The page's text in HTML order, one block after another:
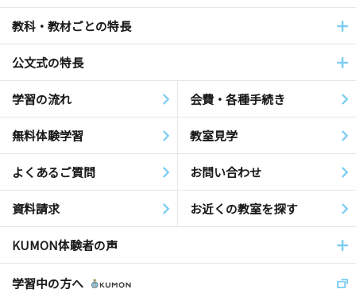
教科・教材ごとの特長
公文式の特長
学習の流れ 会費・各種手続き
無料体験学習 教室見学
よくあるご質問 お問い合わせ
資料請求 お近くの教室を探す
KUMON体験者の声
学習中の方へ